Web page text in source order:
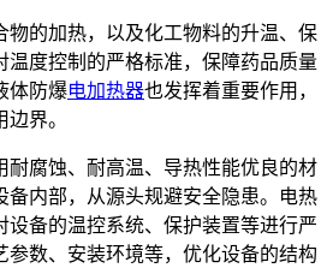
的加热，以及化工物料的升温、保
度控制的严格标准，保障药品质量
体防爆电加热器也发挥着重要作用，
界。
腐蚀、耐高温、导热性能优良的材
内部，从源头规避安全隐患。电热
备的温控系统、保护装置等进行严
数、安装环境等，优化设备的结构